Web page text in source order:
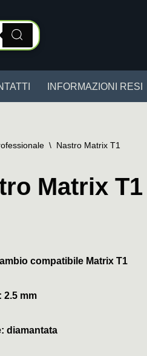
INFORMAZIONI RESI
\ Nastro Matrix T1
Matrix T1
compatibile Matrix T1
2.5 mm
diamantata